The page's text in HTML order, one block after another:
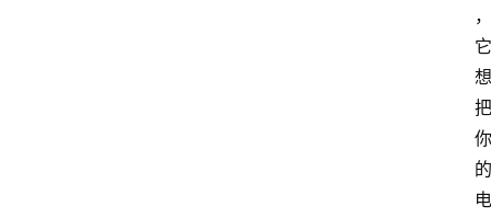
，
它
想
把
你
的
电